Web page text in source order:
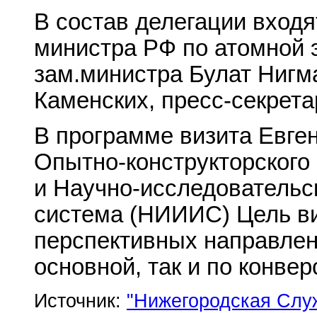
В состав делегации
министра РФ по атомной
зам.министра Булат
Каменских, пресс-
В программе визита
Опытно-
и Научно-
система (НИИИС) Цель
перспективных
основной, так и по
Источник: "Нижегородская